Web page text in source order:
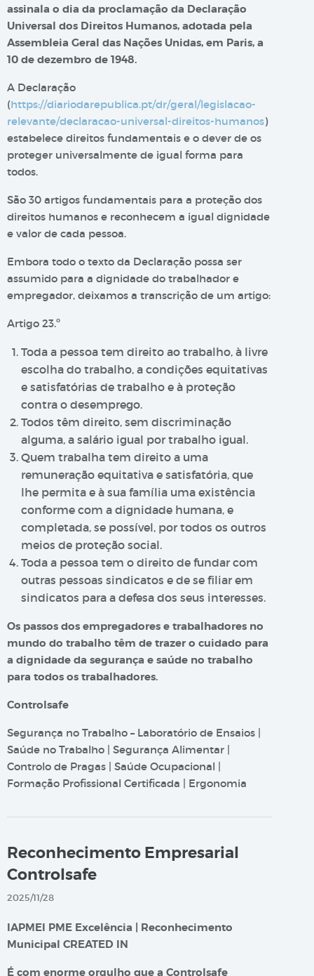
assinala o dia da proclamação da Declaração
Universal dos Direitos Humanos, adotada pela
Assembleia Geral das Nações Unidas, em Paris, a
10 de dezembro de 1948.
A Declaração
(https://diariodarepublica.pt/dr/geral/legislacao-
relevante/declaracao-universal-direitos-humanos)
estabelece direitos fundamentais e o dever de os
proteger universalmente de igual forma para
todos.
São 30 artigos fundamentais para a proteção dos
direitos humanos e reconhecem a igual dignidade
e valor de cada pessoa.
Embora todo o texto da Declaração possa ser
assumido para a dignidade do trabalhador e
empregador, deixamos a transcrição de um artigo:
Artigo 23.º
Toda a pessoa tem direito ao trabalho, à livre
escolha do trabalho, a condições equitativas
e satisfatórias de trabalho e à proteção
contra o desemprego.
Todos têm direito, sem discriminação
alguma, a salário igual por trabalho igual.
Quem trabalha tem direito a uma
remuneração equitativa e satisfatória, que
lhe permita e à sua família uma existência
conforme com a dignidade humana, e
completada, se possível, por todos os outros
meios de proteção social.
Toda a pessoa tem o direito de fundar com
outras pessoas sindicatos e de se filiar em
sindicatos para a defesa dos seus interesses.
Os passos dos empregadores e trabalhadores no
mundo do trabalho têm de trazer o cuidado para
a dignidade da segurança e saúde no trabalho
para todos os trabalhadores.
Controlsafe
Segurança no Trabalho – Laboratório de Ensaios |
Saúde no Trabalho | Segurança Alimentar |
Controlo de Pragas | Saúde Ocupacional |
Formação Profissional Certificada | Ergonomia
Reconhecimento Empresarial
Controlsafe
2025/11/28
IAPMEI PME Excelência | Reconhecimento
Municipal CREATED IN
É com enorme orgulho que a Controlsafe